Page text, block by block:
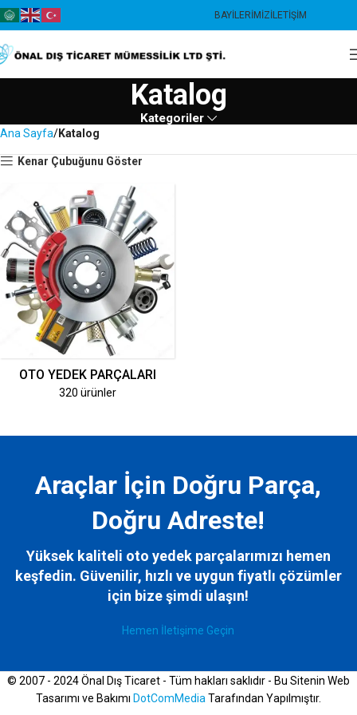
BAYILERIMIZİLETIŞIM
Katalog
Kategoriler
Ana Sayfa Katalog
Kenar Çubuğunu Göster
OTO YEDEK PARÇALARI
320 ürünler
Araçlar İçin Doğru Parça,
Doğru Adreste!
Yüksek kaliteli oto yedek parçalarımızı hemen
keşfedin. Güvenilir, hızlı ve uygun fiyatlı çözümler
için bizeşimdi ulaşın!
Hemen İletişime Geçin
© 2007 - 2024 Önal Dış Ticaret - Tüm hakları saklıdır - Bu Sitenin Web
Tasarımı ve Bakımı DotComMedia Tarafından Yapılmıştır.